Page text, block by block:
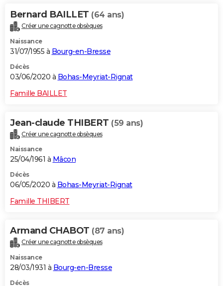
Bernard BAILLET (64 ans)
Créer une cagnotte obsèques
Naissance
31/07/1955 à Bourg-en-Bresse
Décès
03/06/2020 à Bohas-Meyriat-Rignat
Famille BAILLET
Jean-claude THIBERT (59 ans)
Créer une cagnotte obsèques
Naissance
25/04/1961 à Mâcon
Décès
06/05/2020 à Bohas-Meyriat-Rignat
Famille THIBERT
Armand CHABOT (87 ans)
Créer une cagnotte obsèques
Naissance
28/03/1931 à Bourg-en-Bresse
Décès